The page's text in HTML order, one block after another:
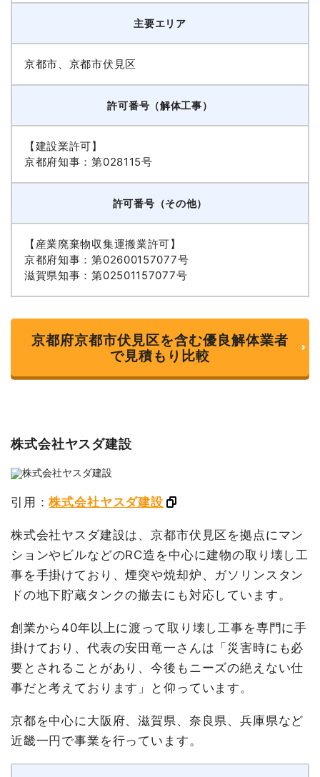
主要エリア
京都市、京都市伏見区
許可番号（解体工事）
【建設業許可】
京都府知事：第028115号
許可番号（その他）
【産業廃棄物収集運搬業許可】
京都府知事：第02600157077号
滋賀県知事：第02501157077号
京都府京都市伏見区を含む優良解体業者
で見積もり比較
株式会社ヤスダ建設
引用：株式会社ヤスダ建設
株式会社ヤスダ建設は、京都市伏見区を拠点にマン
ションやビルなどのRC造を中心に建物の取り壊し工
事を手掛けており、煙突や焼却炉、ガソリンスタン
ドの地下貯蔵タンクの撤去にも対応しています。
創業から40年以上に渡って取り壊し工事を専門に手
掛けており、代表の安田竜一さんは「災害時にも必
要とされることがあり、今後もニーズの絶えない仕
事だと考えております」と仰っています。
京都を中心に大阪府、滋賀県、奈良県、兵庫県など
近畿一円で事業を行っています。